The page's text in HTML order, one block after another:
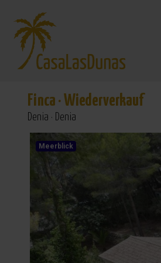
Finca ·Wiederverkauf
Denia · Denia
Meerblick